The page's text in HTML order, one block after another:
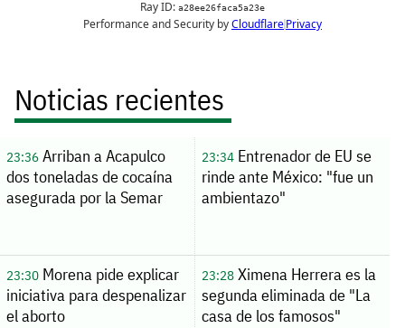
Noticias recientes
23:36Arriban a Acapulco
dos toneladas de cocaína
asegurada por la Semar
23:34Entrenador de EU se
rinde ante México: "fue un
ambientazo"
23:30Morena pide explicar
iniciativa para despenalizar
el aborto
23:28Ximena Herrera es la
segunda eliminada de "La
casa de los famosos"